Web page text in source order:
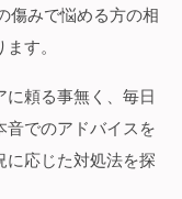
傷みで悩める方の相
す。
に頼る事無く、毎日
音でのアドバイスを
に応じた対処法を探